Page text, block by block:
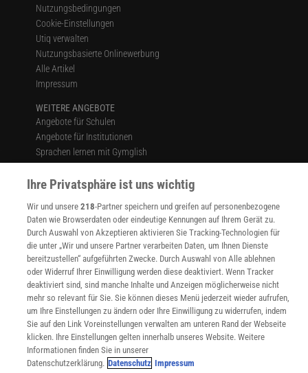
Nutzungsbedingungen
Cookie-Einstellungen
Utiq verwalten
Nutzungsbasierte Onlinewerbung
Alle Artikel
Impressum
WEITERE ANGEBOTE
Angebote für Schulen
Angebote für Institutionen
Sprachen lernen mit Gymglish
Für Spektrum schreiben
WEBSEITEN
KielSCN
Wissenschaft in die Schulen
SciLogs
Uns finden Sie auch hier:
Ihre Privatsphäre ist uns wichtig
Wir und unsere218-Partner speichern und greifen auf personenbezogene
Daten wie Browserdaten oder eindeutige Kennungen auf Ihrem Gerät zu.
Durch Auswahl von Akzeptieren aktivieren Sie Tracking-Technologien für
die unter „Wir und unsere Partner verarbeiten Daten, um Ihnen Dienste
bereitzustellen“ aufgeführten Zwecke. Durch Auswahl von Alle ablehnen
oder Widerruf Ihrer Einwilligung werden diese deaktiviert. Wenn Tracker
deaktiviert sind, sind manche Inhalte und Anzeigen möglicherweise nicht
mehr so relevant für Sie. Sie können dieses Menü jederzeit wieder aufrufen,
um Ihre Einstellungen zu ändern oder Ihre Einwilligung zu widerrufen, indem
Sie auf den Link Voreinstellungen verwalten am unteren Rand der Webseite
klicken. Ihre Einstellungen gelten innerhalb unseres Website. Weitere
Informationen finden Sie in unserer
Datenschutzerklärung. Datenschutz Impressum